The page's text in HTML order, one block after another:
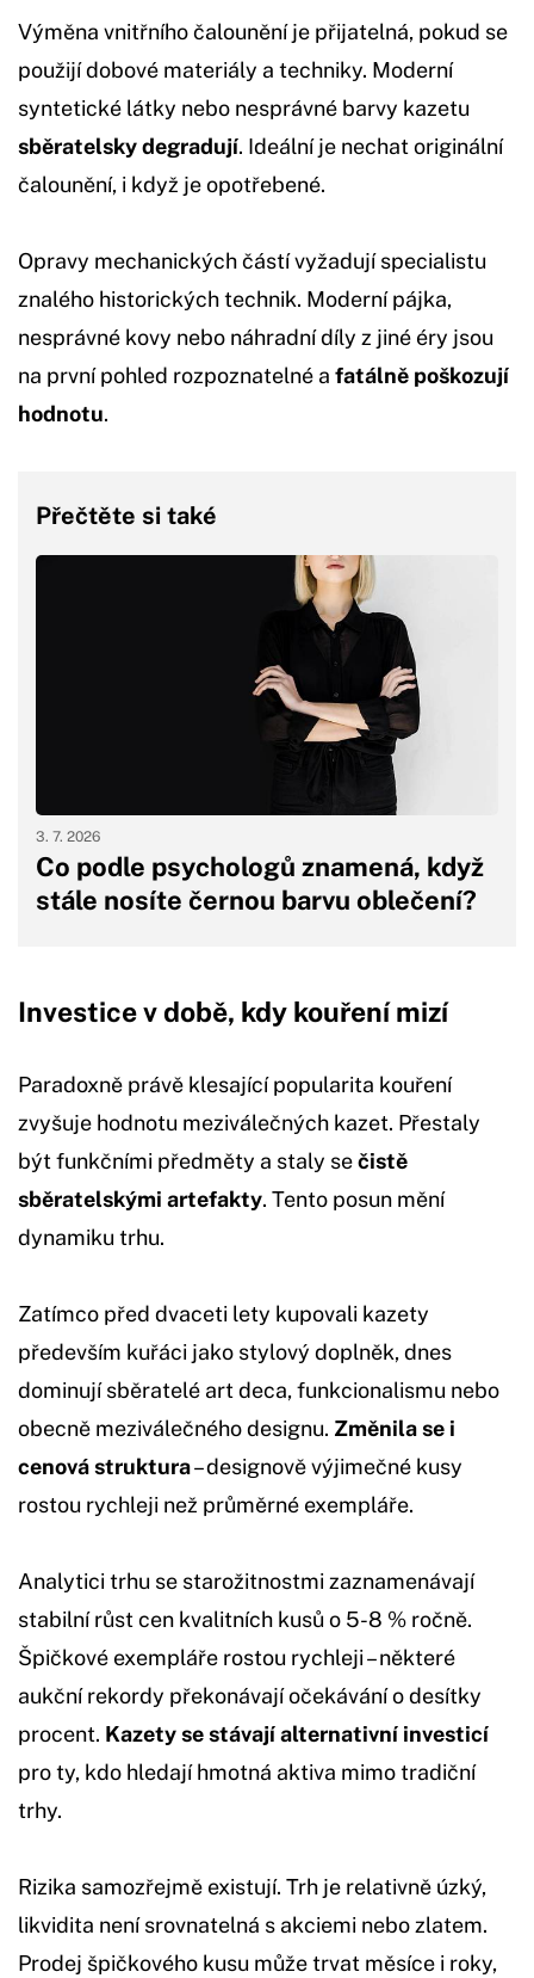
Výměna vnitřního čalounění je přijatelná, pokud se
použijí dobové materiály a techniky. Moderní
syntetické látky nebo nesprávné barvy kazetu
sběratelsky degradují. Ideální je nechat originální
čalounění, i když je opotřebené.
Opravy mechanických částí vyžadují specialistu
znalého historických technik. Moderní pájka,
nesprávné kovy nebo náhradní díly z jiné éry jsou
na první pohled rozpoznatelné a fatálně poškozují
hodnotu.
Přečtěte si také
Co podle psychologů znamená, když
stále nosíte černou barvu oblečení?
3. 7. 2026
Investice v době, kdy kouření mizí
Paradoxně právě klesající popularita kouření
zvyšuje hodnotu meziválečných kazet. Přestaly
být funkčními předměty a staly sečistě
sběratelskými artefakty. Tento posun mění
dynamiku trhu.
Zatímco před dvaceti lety kupovali kazety
především kuřáci jako stylový doplněk, dnes
dominují sběratelé art deca, funkcionalismu nebo
obecně meziválečného designu. Změnila se i
cenová struktura– designově výjimečné kusy
rostou rychleji než průměrné exempláře.
Analytici trhu se starožitnostmi zaznamenávají
stabilní růst cen kvalitních kusů o 5-8 % ročně.
Špičkové exempláře rostou rychleji – některé
aukční rekordy překonávají očekávání o desítky
procent. Kazety se stávají alternativní investicí
pro ty, kdo hledají hmotná aktiva mimo tradiční
trhy.
Rizika samozřejmě existují. Trh je relativně úzký,
likvidita není srovnatelná s akciemi nebo zlatem.
Prodej špičkového kusu může trvat měsíce i roky,